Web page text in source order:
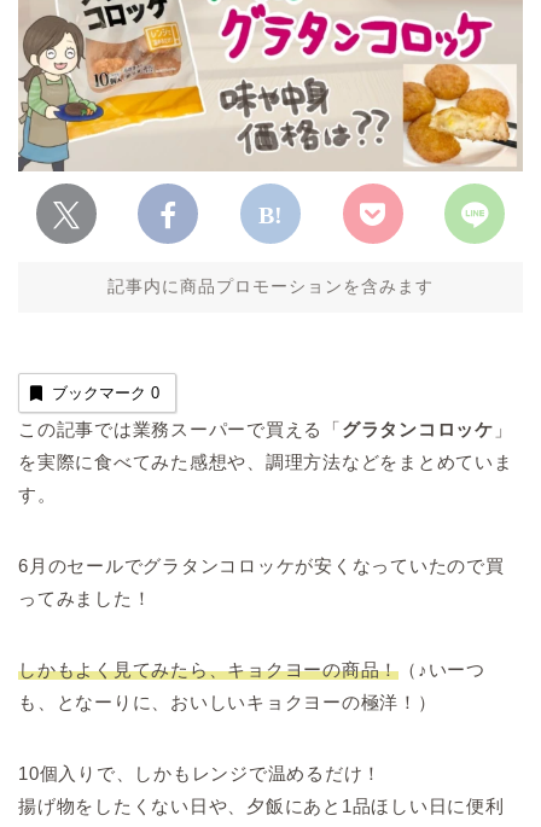
記事内に商品プロモーションを含みます
ブックマーク 0
この記事では業務スーパーで買える「グラタンコロッケ 」
を実際に食べてみた感想や、調理方法などをまとめていま
す。
6月のセールでグラタンコロッケが安くなっていたので買
ってみました！
しかもよく見てみたら、キョクヨーの商品！ （♪いーつ
も、となーりに、おいしいキョクヨーの極洋！）
10個入りで、しかもレンジで温めるだけ！
揚げ物をしたくない日や、夕飯にあと1品ほしい日に便利